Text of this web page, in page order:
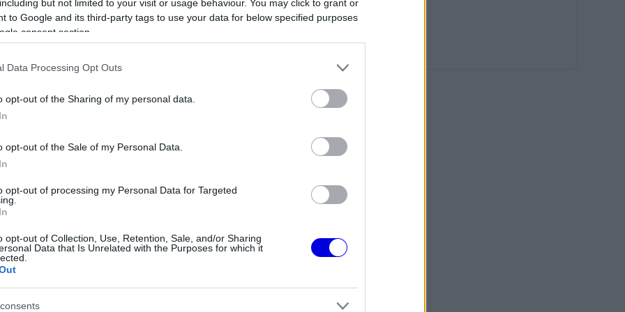
but not limited to your visit or usage behaviour. You may click to grant or
to Google and its third-party tags to use your data for below specified purposes
consent section.
Data Processing Opt Outs
opt-out of the Sharing of my personal data.
opt-out of the Sale of my Personal Data.
opt-out of processing my Personal Data for Targeted
opt-out of Collection, Use, Retention, Sale, and/or Sharing
Data that Is Unrelated with the Purposes for which it
kapott a
miatt
FORMA-1
Verstappen vezethetetlennek